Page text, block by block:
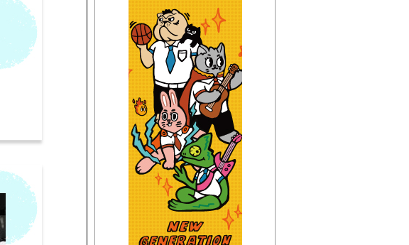
(宜蘭)只想聽音樂
【HitFm正在進行】
(花東)
東台灣夜未眠
【Next】
(花東)只想聽音樂